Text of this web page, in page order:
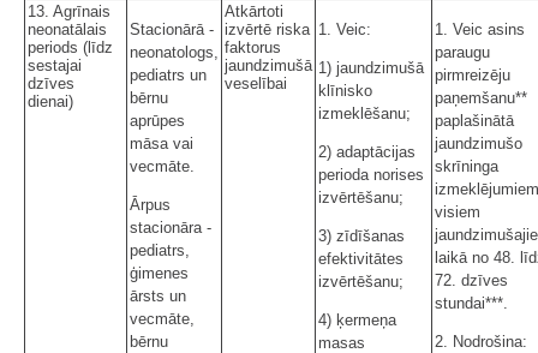
13. Agrīnais
neonatālais
periods (līdz
sestajai
dzīves
dienai)
Stacionārā -
neonatologs,
pediatrs un
bērnu
aprūpes
māsa vai
vecmāte.
Ārpus
stacionāra -
pediatrs,
ģimenes
ārsts un
vecmāte,
bērnu
Atkārtoti
izvērtē riska
faktorus
jaundzimušā
veselībai
1. Veic:
1) jaundzimušā
klīnisko
izmeklēšanu;
2) adaptācijas
perioda norises
izvērtēšanu;
3) zīdīšanas
efektivitātes
izvērtēšanu;
4) ķermeņa
masas
1. Veic asins
paraugu
pirmreizēju
paņemšanu**
paplašinātā
jaundzimušo
skrīninga
izmeklējumiem
visiem
laikā no 48.
72. dzīves
stundai***.
2. Nodrošina: